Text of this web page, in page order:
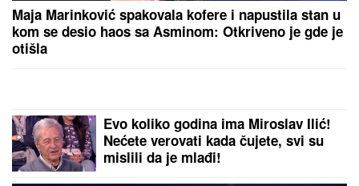
DRAMA NA ADI BOJANI!Milica i
Terza se SUOČILI NA MORU:
Posvađali se nasred plaže pred